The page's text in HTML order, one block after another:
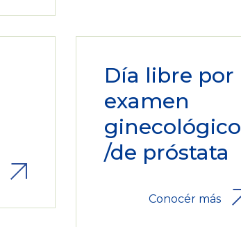
Día libre por
examen
ginecológico
/de próstata
Conocér más